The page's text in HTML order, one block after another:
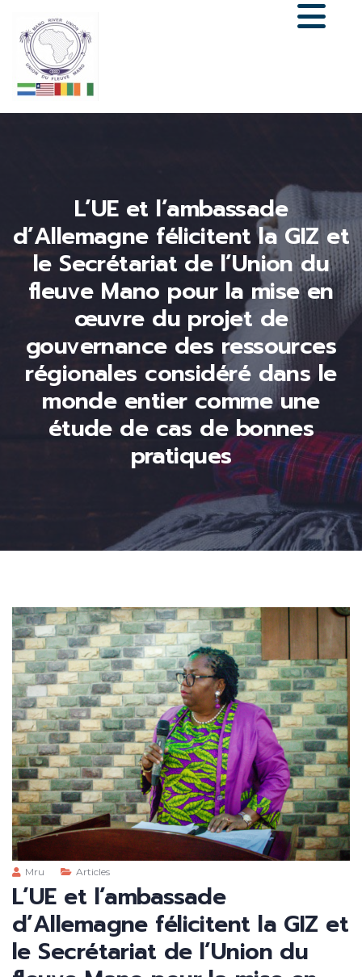
L’UE et l’ambassade
d’Allemagne félicitent la GIZ et
le Secrétariat de l’Union du
fleuve Mano pour la mise en
œuvre du projet de
gouvernance des ressources
régionales considéré dans le
monde entier comme une
étude de cas de bonnes
pratiques
Mru Articles
L’UE et l’ambassade
d’Allemagne félicitent la GIZ et
le Secrétariat de l’Union du